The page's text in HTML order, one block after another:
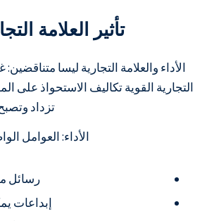
تأثير العلامة
الأداء والعلامة التجارية ليسا
التجارية القوية تكاليف الاستحواذ على
تزداد
الأداء: العوامل
رسائل
إبداعات